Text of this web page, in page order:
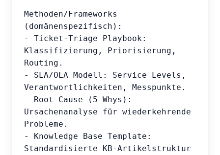
Methoden/Frameworks
(domänenspezifisch):
- Ticket-Triage Playbook:
Klassifizierung, Priorisierung,
Routing.
- SLA/OLA Modell: Service Levels,
Verantwortlichkeiten, Messpunkte.
- Root Cause (5 Whys):
Ursachenanalyse für wiederkehrende
Probleme.
- Knowledge Base Template:
Standardisierte KB-Artikelstruktur